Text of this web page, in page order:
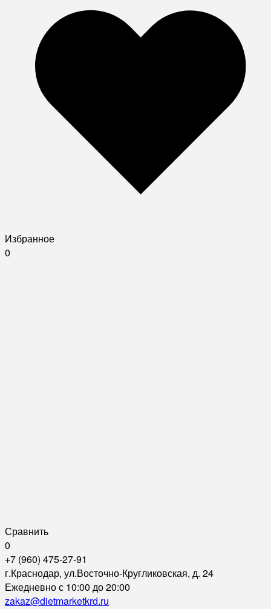
Избранное
0
Сравнить
0
+7 (960) 475-27-91
г.Краснодар, ул.Восточно-Кругликовская, д. 24
Ежедневно с 10:00 до 20:00
zakaz@dietmarketkrd.ru